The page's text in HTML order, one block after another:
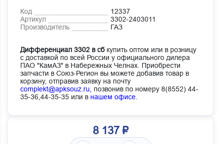
Код
12337
Артикул
3302-2403011
Производитель
ГАЗ
Дифференциал 3302 в сб купить оптом или в розницу
с доставкой по всей России у официального дилера
ПАО "КамАЗ" в Набережных Челнах. Приобрести
запчасти в Союз-Регион вы можете добавив товар в
корзину, отправив заявку на почту
complekt@apksouz.ru,
позвонив по номеру 8(8552) 44-
35-36,44-35-35 или в нашем офисе
8 137 ₽